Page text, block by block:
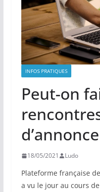
INFOS PRATIQUES
Peut-on
18/05/2021 Ludo
Plateforme française
a vu le jour au cours